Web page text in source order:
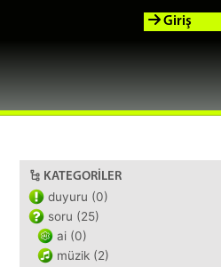
Giriş
KATEGORILER
duyuru (0)
soru (25)
ai (0)
müzik (2)